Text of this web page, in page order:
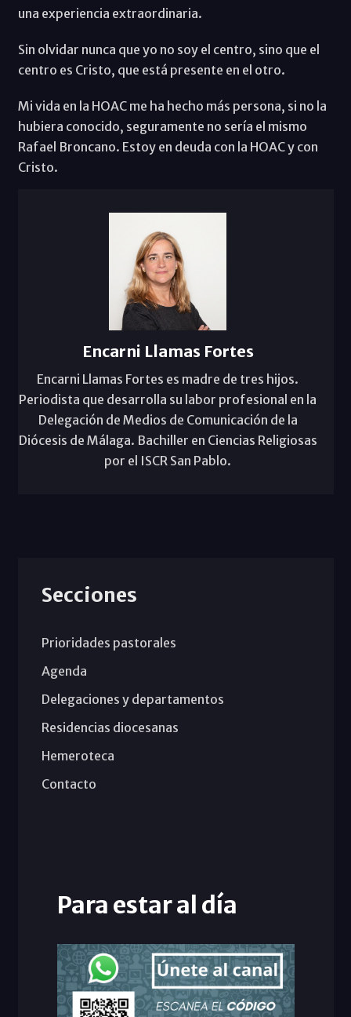
una experiencia extraordinaria.
Sin olvidar nunca que yo no soy el centro, sino que el
centro es Cristo, que está presente en el otro.
Mi vida en la HOAC me ha hecho más persona, si no la
hubiera conocido, seguramente no sería el mismo
Rafael Broncano. Estoy en deuda con la HOAC y con
Cristo.
Encarni Llamas Fortes
Encarni Llamas Fortes es madre de tres hijos.
Periodista que desarrolla su labor profesional en la
Delegación de Medios de Comunicación de la
Diócesis de Málaga. Bachiller en Ciencias Religiosas
por el ISCR San Pablo.
Secciones
Prioridades pastorales
Agenda
Delegaciones y departamentos
Residencias diocesanas
Hemeroteca
Contacto
Para estar al día